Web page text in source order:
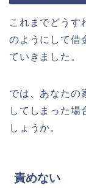
これまでどうす
のようにして借
ていきました。
では、あなたの
してしまった場
しょうか。
責めない